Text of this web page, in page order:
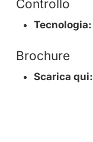
Controllo
Tecnologia:
Brochure
Scarica qui: